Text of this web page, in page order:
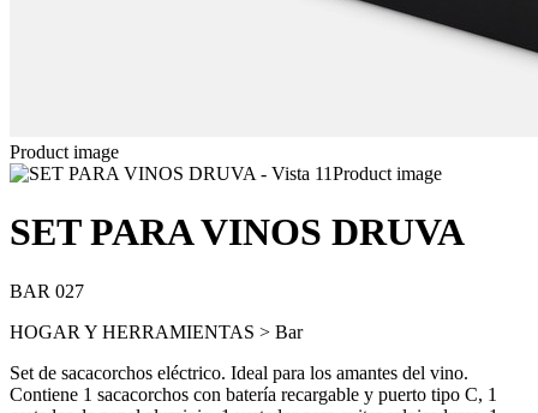
Product image
Product image
SET PARA VINOS DRUVA
BAR 027
HOGAR Y HERRAMIENTAS > Bar
Set de sacacorchos eléctrico. Ideal para los amantes del vino.
Contiene 1 sacacorchos con batería recargable y puerto tipo C, 1